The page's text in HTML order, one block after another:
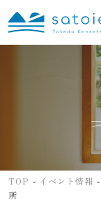
TOP - イベント情報 -
所